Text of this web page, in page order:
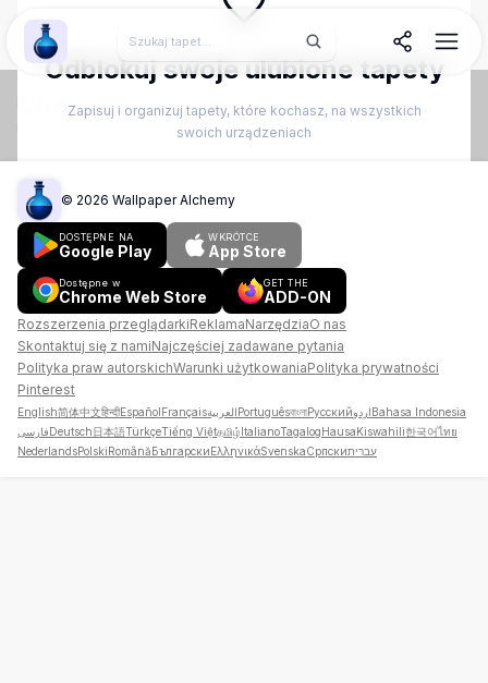
Wallpaper Alchemy
Ulubione
Twoja zapisana kolekcja ulubionych tapet
Odblokuj swoje ulubione tapety
Zapisuj i organizuj tapety, które kochasz, na wszystkich
swoich urządzeniach
Zaloguj się
© 2026 Wallpaper Alchemy
DOSTĘPNE NA
Google Play
WKRÓTCE
App Store
Dostępne w
Chrome Web Store
GET THE
ADD-ON
Rozszerzenia przeglądarkiReklamaNarzędziaO nas
Skontaktuj się z namiNajczęściej zadawane pytania
Polityka praw autorskichWarunki użytkowaniaPolityka prywatności
Pinterest
English简体中文हिन्दीEspañolFrançaisالعربيةPortuguêsবাংলাРусскийاردوBahasa Indonesia
فارسیDeutsch日本語TürkçeTiếng Việtதமிழ்ItalianoTagalogHausaKiswahili한국어ไทย
NederlandsPolskiRomânăБългарскиΕλληνικάSvenskaСрпскиעברית